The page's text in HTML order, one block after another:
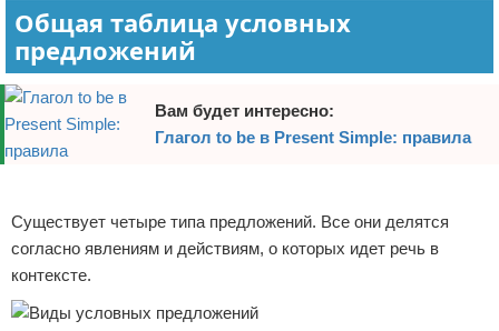
Общая таблица условных
предложений
Вам будет интересно:
Глагол to be в Present Simple: правила
Существует четыре типа предложений. Все они делятся
согласно явлениям и действиям, о которых идет речь в
контексте.